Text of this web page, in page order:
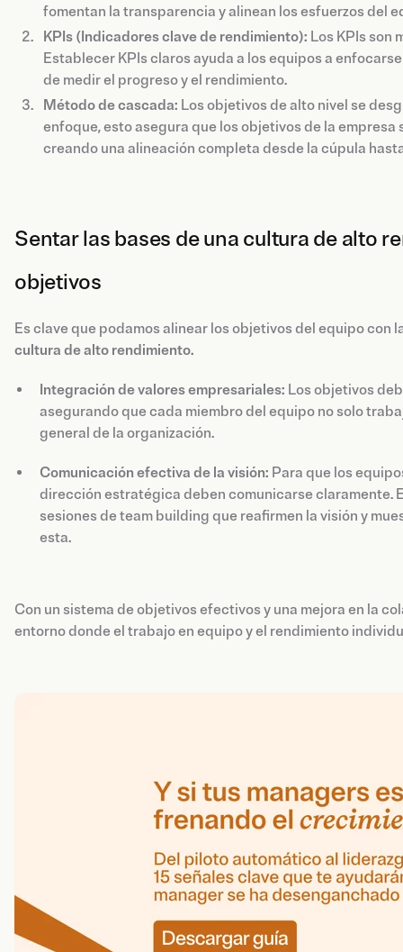
fomentan la transparencia y alinean los esfuerzos del
KPIs (Indicadores clave de rendimiento): Los KPIs son
Establecer KPIs claros ayuda a los equipos a
de medir el progreso y el rendimiento.
Método de cascada: Los objetivos de alto nivel se
enfoque, esto asegura que los objetivos de la
creando una alineación completa desde la cúpula
Sentar las bases de una cultura de alto
objetivos
Es clave que podamos alinear los objetivos del equipo con
cultura de alto rendimiento.
Integración de valores empresariales: Los objetivos
asegurando que cada miembro del equipo no solo
general de la organización.
Comunicación efectiva de la visión: Para que los
dirección estratégica deben comunicarse claramente.
sesiones de team building que reafirmen la visión y
esta.
Con un sistema de objetivos efectivos y una mejora en la
entorno donde el trabajo en equipo y el rendimiento